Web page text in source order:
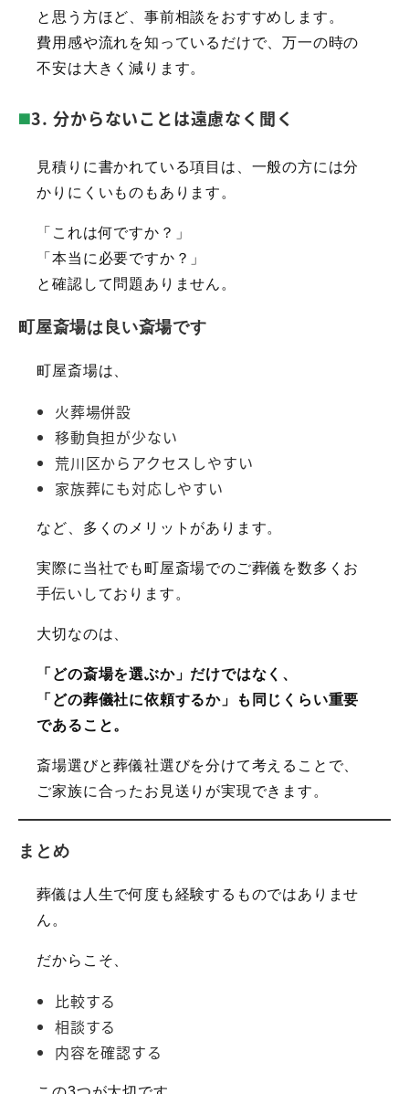
と思う方ほど、事前相談をおすすめします。
費用感や流れを知っているだけで、万一の時の
不安は大きく減ります。
3. 分からないことは遠慮なく聞く
見積りに書かれている項目は、一般の方には分
かりにくいものもあります。
「これは何ですか？」
「本当に必要ですか？」
と確認して問題ありません。
町屋斎場は良い斎場です
町屋斎場は、
火葬場併設
移動負担が少ない
荒川区からアクセスしやすい
家族葬にも対応しやすい
など、多くのメリットがあります。
実際に当社でも町屋斎場でのご葬儀を数多くお
手伝いしております。
大切なのは、
「どの斎場を選ぶか」だけではなく、
「どの葬儀社に依頼するか」も同じくらい重要
であること。
斎場選びと葬儀社選びを分けて考えることで、
ご家族に合ったお見送りが実現できます。
まとめ
葬儀は人生で何度も経験するものではありませ
ん。
だからこそ、
比較する
相談する
内容を確認する